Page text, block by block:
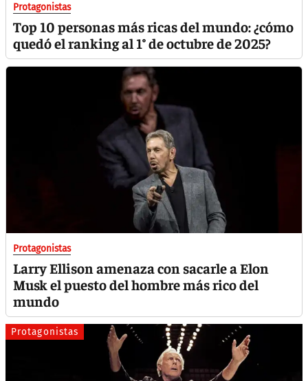
Protagonistas
Top 10 personas más ricas del mundo: ¿cómo
quedó el ranking al 1° de octubre de 2025?
Protagonistas
Larry Ellison amenaza con sacarle a Elon
Musk el puesto del hombre más rico del
mundo
Protagonistas